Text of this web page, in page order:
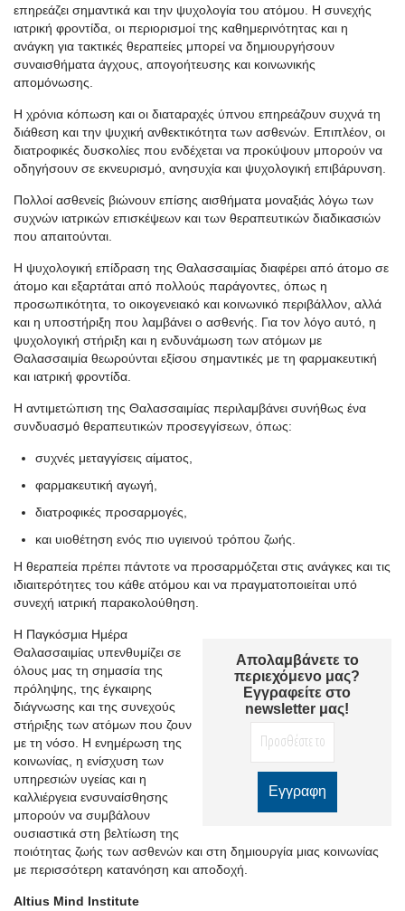
επηρεάζει σημαντικά και την ψυχολογία του ατόμου. Η συνεχής
ιατρική φροντίδα, οι περιορισμοί της καθημερινότητας και η
ανάγκη για τακτικές θεραπείες μπορεί να δημιουργήσουν
συναισθήματα άγχους, απογοήτευσης και κοινωνικής
απομόνωσης.
Η χρόνια κόπωση και οι διαταραχές ύπνου επηρεάζουν συχνά τη
διάθεση και την ψυχική ανθεκτικότητα των ασθενών. Επιπλέον, οι
διατροφικές δυσκολίες που ενδέχεται να προκύψουν μπορούν να
οδηγήσουν σε εκνευρισμό, ανησυχία και ψυχολογική επιβάρυνση.
Πολλοί ασθενείς βιώνουν επίσης αισθήματα μοναξιάς λόγω των
συχνών ιατρικών επισκέψεων και των θεραπευτικών διαδικασιών
που απαιτούνται.
Η ψυχολογική επίδραση της Θαλασσαιμίας διαφέρει από άτομο σε
άτομο και εξαρτάται από πολλούς παράγοντες, όπως η
προσωπικότητα, το οικογενειακό και κοινωνικό περιβάλλον, αλλά
και η υποστήριξη που λαμβάνει ο ασθενής. Για τον λόγο αυτό, η
ψυχολογική στήριξη και η ενδυνάμωση των ατόμων με
Θαλασσαιμία θεωρούνται εξίσου σημαντικές με τη φαρμακευτική
και ιατρική φροντίδα.
Η αντιμετώπιση της Θαλασσαιμίας περιλαμβάνει συνήθως ένα
συνδυασμό θεραπευτικών προσεγγίσεων, όπως:
συχνές μεταγγίσεις αίματος,
φαρμακευτική αγωγή,
διατροφικές προσαρμογές,
και υιοθέτηση ενός πιο υγιεινού τρόπου ζωής.
Η θεραπεία πρέπει πάντοτε να προσαρμόζεται στις ανάγκες και τις
ιδιαιτερότητες του κάθε ατόμου και να πραγματοποιείται υπό
συνεχή ιατρική παρακολούθηση.
Απολαμβάνετε το
περιεχόμενο μας?
Εγγραφείτε στο
newsletter μας!
Η Παγκόσμια Ημέρα
Θαλασσαιμίας υπενθυμίζει σε
όλους μας τη σημασία της
πρόληψης, της έγκαιρης
διάγνωσης και της συνεχούς
στήριξης των ατόμων που ζουν
με τη νόσο. Η ενημέρωση της
κοινωνίας, η ενίσχυση των
υπηρεσιών υγείας και η
καλλιέργεια ενσυναίσθησης
μπορούν να συμβάλουν
ουσιαστικά στη βελτίωση της
ποιότητας ζωής των ασθενών και στη δημιουργία μιας κοινωνίας
με περισσότερη κατανόηση και αποδοχή.
Altius Mind Institute